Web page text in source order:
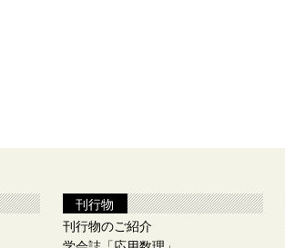
刊行物
刊行物のご紹介